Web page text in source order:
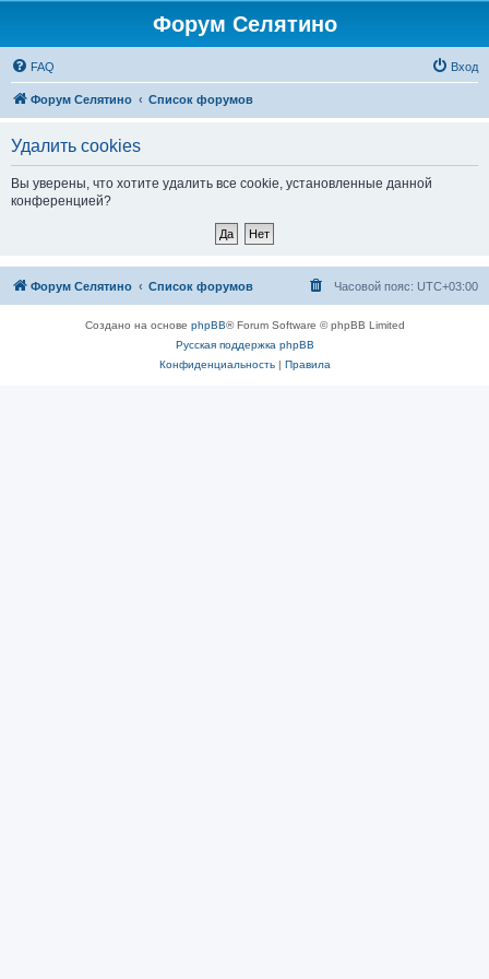
Форум Селятино
FAQ Вход
Форум Селятино Список форумов
Удалить cookies
Вы уверены, что хотите удалить все cookie, установленные данной
конференцией?
Форум Селятино Список форумов Часовой пояс: UTC+03:00
Создано на основе phpBB® Forum Software © phpBB Limited
Русская поддержка phpBB
Конфиденциальность| Правила